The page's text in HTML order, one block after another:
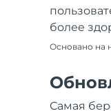
более
Основано на
Самая